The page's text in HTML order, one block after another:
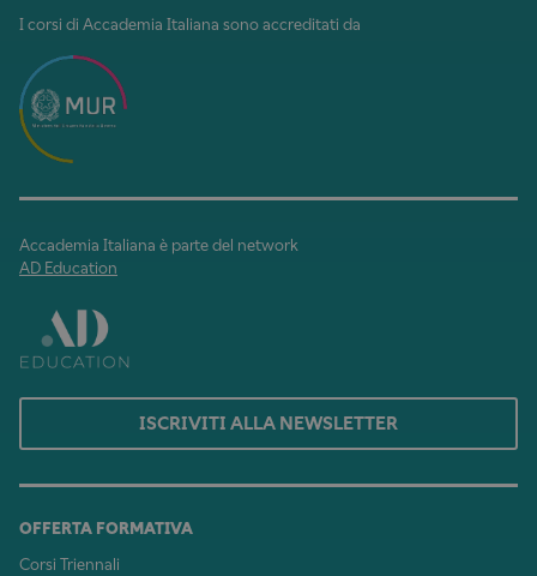
I corsi di Accademia Italiana sono accreditati da
Accademia Italiana è parte del network
AD Education
ISCRIVITI ALLA NEWSLETTER
OFFERTA FORMATIVA
Corsi Triennali